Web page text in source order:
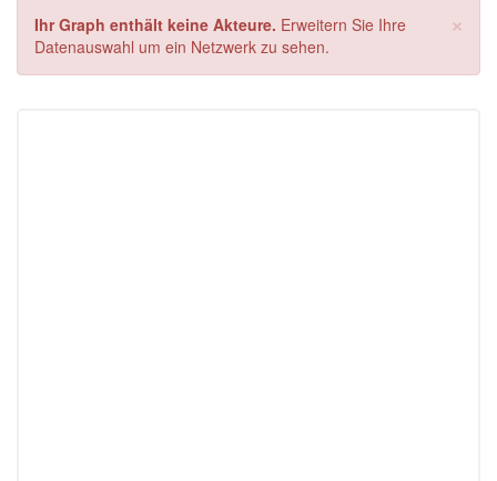
×
Ihr Graph enthält keine Akteure. Erweitern Sie Ihre
Datenauswahl um ein Netzwerk zu sehen.